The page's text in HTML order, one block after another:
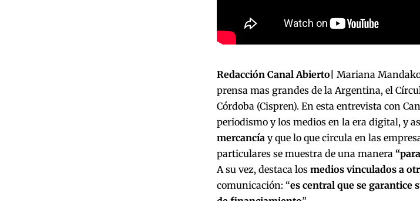
Redacción Canal Abierto|
Mariana
prensa mas grandes de la Argentina, el
Córdoba (Cispren). En esta entrevista con
periodismo y los medios en la era digital, y
mercancía y que lo que circula en las
particulares se muestra de una manera
A su vez, destaca los medios vinculados a
comunicación: “es central que se garantice